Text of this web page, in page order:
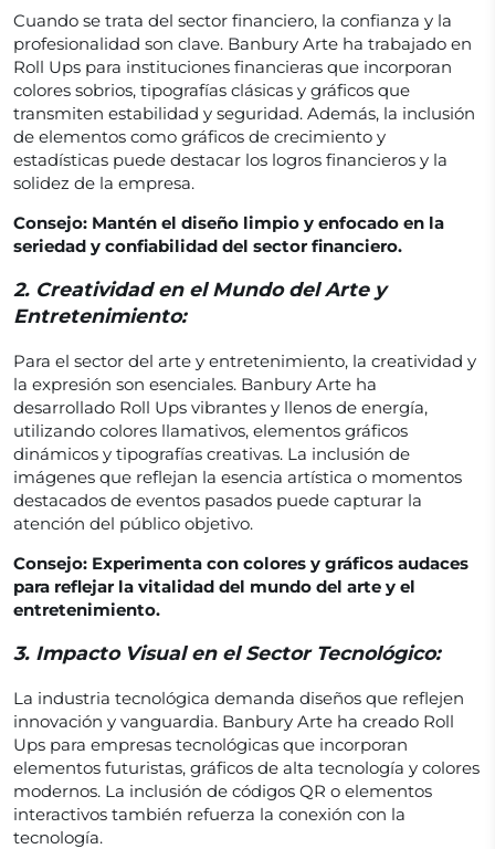
Cuando se trata del sector financiero, la confianza y la
profesionalidad son clave. Banbury Arte ha trabajado en
Roll Ups para instituciones financieras que incorporan
colores sobrios, tipografías clásicas y gráficos que
transmiten estabilidad y seguridad. Además, la inclusión
de elementos como gráficos de crecimiento y
estadísticas puede destacar los logros financieros y la
solidez de la empresa.
Consejo: Mantén el diseño limpio y enfocado en la
seriedad y confiabilidad del sector financiero.
2. Creatividad en el Mundo del Arte y
Entretenimiento:
Para el sector del arte y entretenimiento, la creatividad y
la expresión son esenciales. Banbury Arte ha
desarrollado Roll Ups vibrantes y llenos de energía,
utilizando colores llamativos, elementos gráficos
dinámicos y tipografías creativas. La inclusión de
imágenes que reflejan la esencia artística o momentos
destacados de eventos pasados puede capturar la
atención del público objetivo.
Consejo: Experimenta con colores y gráficos audaces
para reflejar la vitalidad del mundo del arte y el
entretenimiento.
3. Impacto Visual en el Sector Tecnológico:
La industria tecnológica demanda diseños que reflejen
innovación y vanguardia. Banbury Arte ha creado Roll
Ups para empresas tecnológicas que incorporan
elementos futuristas, gráficos de alta tecnología y colores
modernos. La inclusión de códigos QR o elementos
interactivos también refuerza la conexión con la
tecnología.